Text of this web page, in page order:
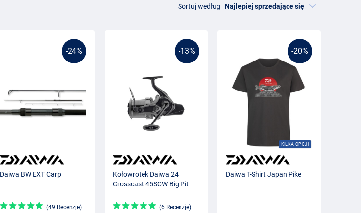
Sortuj według
-24%
Daiwa BW EXT Carp
(49 Recenzje)
-13%
Kołowrotek Daiwa 24
Crosscast 45SCW Big Pit
(6 Recenzje)
-20%
KILKA OPCJI
Daiwa T-Shirt Japan Pike